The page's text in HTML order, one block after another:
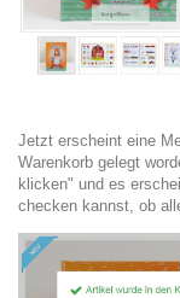
Jetzt erscheint eine
Warenkorb gelegt
klicken" und es
checken kannst, ob